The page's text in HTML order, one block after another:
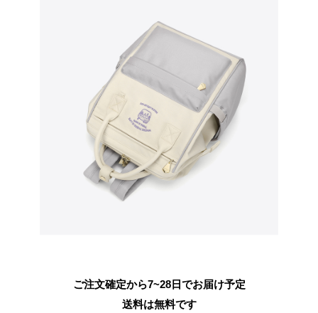
ご注文確定から7~28日でお届け予定
送料は無料です